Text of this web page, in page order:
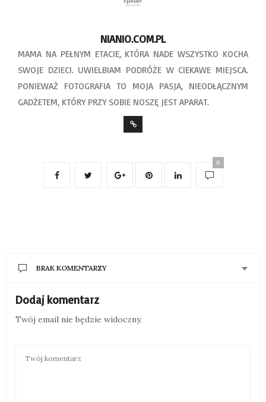
NIANIO.COM.PL
MAMA NA PEŁNYM ETACIE, KTÓRA NADE WSZYSTKO KOCHA
SWOJE DZIECI. UWIELBIAM PODRÓŻE W CIEKAWE MIEJSCA.
PONIEWAŻ FOTOGRAFIA TO MOJA PASJA, NIEODŁĄCZNYM
GADŻETEM, KTÓRY PRZY SOBIE NOSZĘ JEST APARAT.
0
BRAK KOMENTARZY
Dodaj komentarz
Twój email nie będzie widoczny.